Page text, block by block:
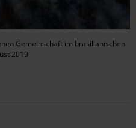
Gemeinschaft im brasilianischen
2019